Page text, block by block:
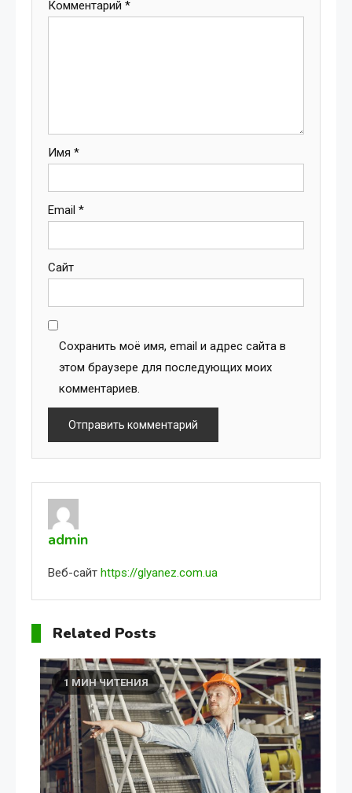
Комментарий *
Имя *
Email *
Сайт
Сохранить моё имя, email и адрес сайта в
этом браузере для последующих моих
комментариев.
admin
Веб-сайт https://glyanez.com.ua
Related Posts
1 МИН ЧИТЕНИЯ